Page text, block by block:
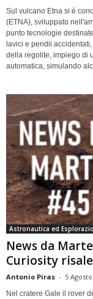
Sul vulcano Etna si è
(ETNA), sviluppato
punto tecnologie
lavici e pendii
della regolite, impiego di
automatica, simulando
Astronautica ed
News da
Curiosity
Antonio Piras - 5
Nel cratere Gale il rover